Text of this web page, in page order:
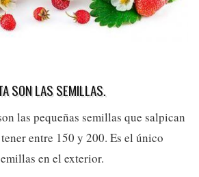
SON LAS SEMILLAS.
las pequeñas semillas que salpican
entre 150 y 200. Es el único
en el exterior.